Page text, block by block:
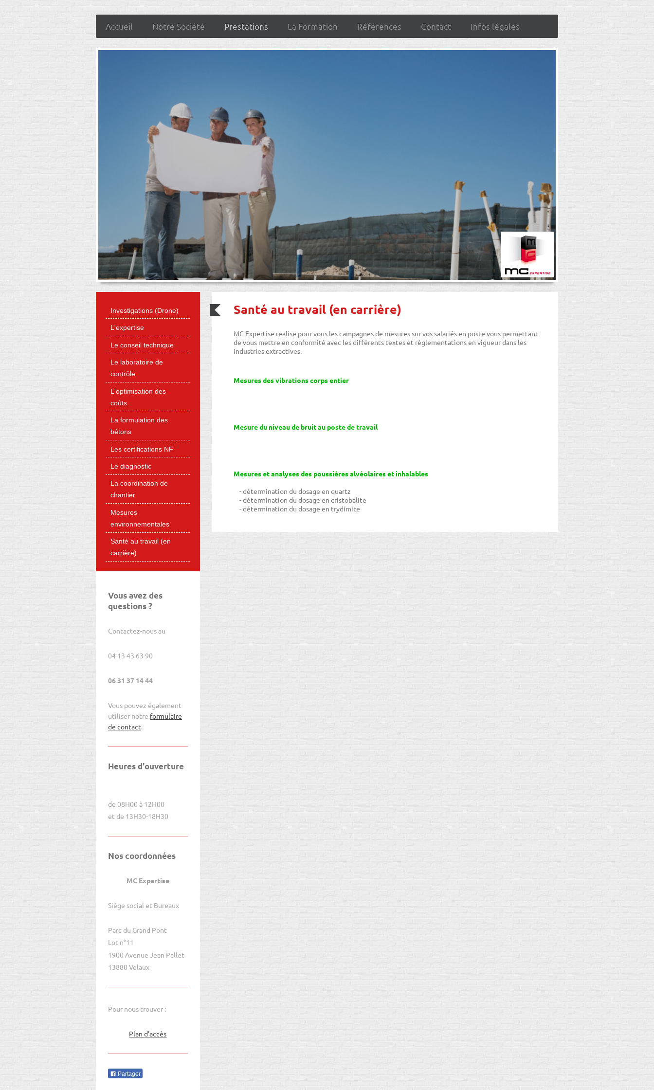
Accueil Notre Société Prestations La Formation Références Contact Infos légales
Santé au travail (en carrière)
MC Expertise realise pour vous les campagnes de mesures sur vos salariés en poste vous permettant
de vous mettre en conformité avec les différents textes et règlementations en vigueur dans les
industries extractives.
Mesures des vibrations corps entier
Mesure du niveau de bruit au poste de travail
Mesures et analyses des poussières alvéolaires et inhalables
- détermination du dosage en quartz
- détermination du dosage en cristobalite
- détermination du dosage en trydimite
Investigations (Drone)
L'expertise
Le conseil technique
Le laboratoire de
contrôle
L'optimisation des
coûts
La formulation des
bétons
Les certifications NF
Le diagnostic
La coordination de
chantier
Mesures
environnementales
Santé au travail (en
carrière)
Vous avez des
questions ?
Contactez-nous au
04 13 43 63 90
06 31 37 14 44
Vous pouvez également
utiliser notre formulaire
de contact
Heures d'ouverture
de 08H00 à 12H00
et de 13H30-18H30
Nos coordonnées
MC Expertise
Siège social et Bureaux
Parc du Grand Pont
Lot n°11
1900 Avenue Jean Pallet
13880 Velaux
Pour nous trouver :
Plan d'accès
Partager